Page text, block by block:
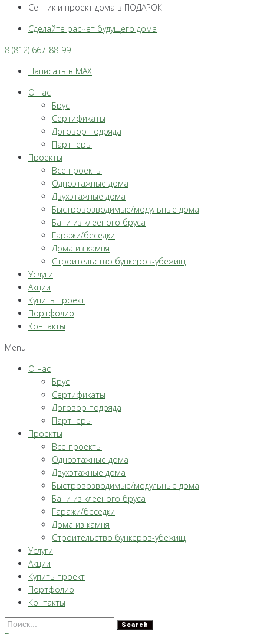
Септик и проект дома в ПОДАРОК
Сделайте расчет будущего дома
8 (812) 667-88-99
Написать в MAX
О нас
Брус
Сертификаты
Договор подряда
Партнеры
Проекты
Все проекты
Одноэтажные дома
Двухэтажные дома
Быстровозводимые/модульные дома
Бани из клееного бруса
Гаражи/беседки
Дома из камня
Строительство бункеров-убежищ
Услуги
Акции
Купить проект
Портфолио
Контакты
Menu
О нас
Брус
Сертификаты
Договор подряда
Партнеры
Проекты
Все проекты
Одноэтажные дома
Двухэтажные дома
Быстровозводимые/модульные дома
Бани из клееного бруса
Гаражи/беседки
Дома из камня
Строительство бункеров-убежищ
Услуги
Акции
Купить проект
Портфолио
Контакты
Search